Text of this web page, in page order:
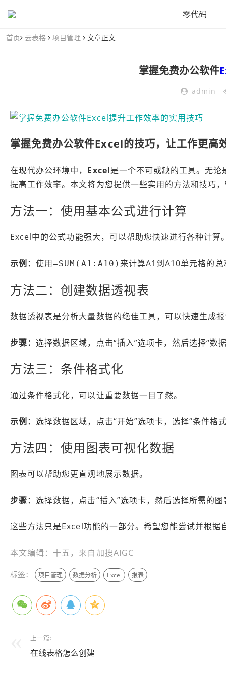
零代码
首页 云表格 项目管理 文章正文
掌握免费办公软件
admin
掌握免费办公软件Excel的技巧，让工作更高
在现代办公环境中， Excel是一个不可或缺的工具。无论
提高工作效率。本文将为您提供一些实用的方法和技巧
方法一：使用基本公式进行计算
Excel中的公式功能强大，可以帮助您快速进行各种计算
示例：使用=SUM(A1:A10) 来计算A1到A10单元格的总
方法二：创建数据透视表
数据透视表是分析大量数据的绝佳工具，可以快速生成
步骤： 选择数据区域，点击“插入”选项卡，然后选择“数
方法三：条件格式化
通过条件格式化，可以让重要数据一目了然。
示例： 选择数据区域，点击“开始”选项卡，选择“条件格
方法四：使用图表可视化数据
图表可以帮助您更直观地展示数据。
步骤： 选择数据，点击“插入”选项卡，然后选择所需的
这些方法只是Excel功能的一部分。希望您能尝试并根
本文编辑：十五，来自加搜AIGC
标签： 项目管理 数据分析 Excel 报表
上一篇:
在线表格怎么创建